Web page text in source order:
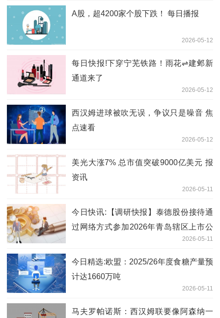
A股，超4200家个股下跌！ 每日播报
2026-05-12
每日快报!下穿宁芜铁路！雨花⇌建邺新
通道来了
2026-05-12
西汉姆进球被吹无误，争议只是噪音 焦
点速看
2026-05-12
美光大涨7% 总市值突破9000亿美元 报
资讯
2026-05-11
今日快讯:【调研快报】泰德股份接待通
过网络方式参加2026年青岛辖区上市公
司投资者网上集体接待日活动的投资者调
研
2026-05-11
今日精选:欧盟：2025/26年度食糖产量预
计达1660万吨
2026-05-11
马夫罗帕诺斯：西汉姆联要像阿森纳一